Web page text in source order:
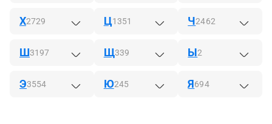
Х2729
Ш3197
Э3554
Ц1351
Щ339
Ю245
Ч2462
Ы2
Я694